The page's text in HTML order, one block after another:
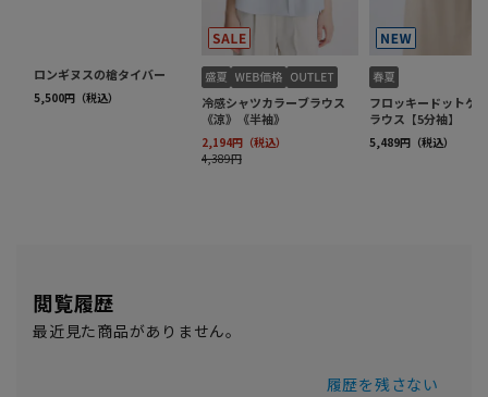
閲覧履歴
最近見た商品がありません。
履歴を残さない